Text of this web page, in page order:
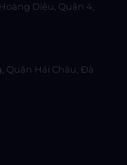
Diệu, Quận 4,
Quận Hải Châu, Đà